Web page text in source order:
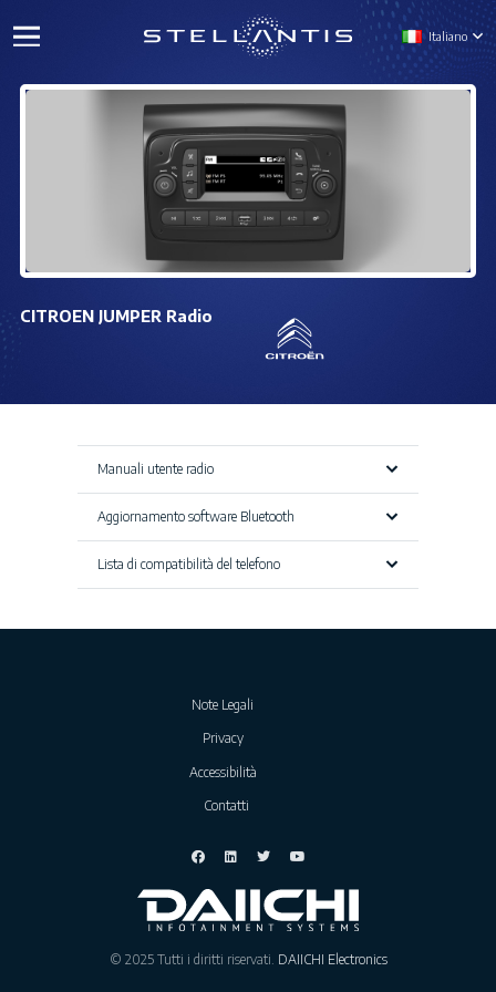
Italiano
CITROEN JUMPER Radio
Manuali utente radio
Aggiornamento software Bluetooth
Lista di compatibilità del telefono
Note Legali
Privacy
Accessibilità
Contatti
© 2025 Tutti i diritti riservati. DAIICHI Electronics